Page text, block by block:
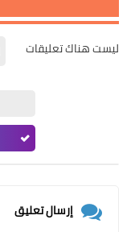
ليست هناك تعليقات
إرسال تعليق